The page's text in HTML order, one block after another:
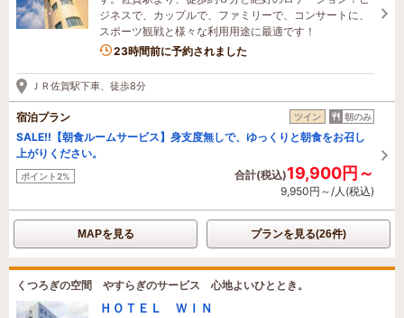
ジネスで、カップルで、ファミリーで、コンサートに、
スポーツ観戦と様々な利用用途に最適です！
23時間前に予約されました
ＪＲ佐賀駅下車、徒歩8分
宿泊プラン ツイン 朝のみ
SALE!!【朝食ルームサービス】身支度無しで、ゆっくりと朝食をお召し
上がりください。
ポイント2% 合計(税込)19,900円～
9,950円～/人(税込)
MAPを見る プランを見る(26件)
くつろぎの空間 やすらぎのサービス 心地よいひととき。
ＨＯＴＥＬ ＷＩＮ